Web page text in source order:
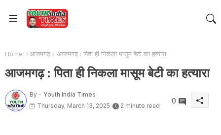
Home आजमगढ़ आजमगढ़ : पिता ही निकला मासूम बेटी का हत्यारा
आजमगढ़ : पिता ही निकला मासूम बेटी का हत्यारा
By - Youth India Times
Thursday, March 13, 2025
2 minute read
0